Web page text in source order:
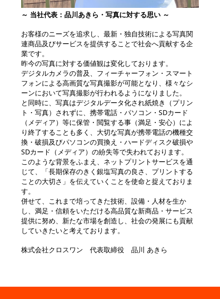
～ 当社代表：品川あきら・写真に対する思い ～
お客様のニーズを追求し、最新・独自技術による写真関
連商品及びサービスを提供することで社会へ貢献する企
業です。
昨今の写真に対する価値観は変化しております。
デジタルカメラの普及、フィーチャーフォン・スマート
フォンによる高画質な写真撮影が可能となり、様々なシ
ーンにおいて写真撮影が行われるようになりました。
と同時に、写真はデジタルデータ化され紙焼き（プリン
ト・写真）されずに、携帯電話・パソコン・SDカード
（メディア）等に保管・閲覧する事（満足・安心）によ
り終了することも多く、大切な写真が携帯電話の機種交
換・破損及びパソコンの買換え・ハードディスク破損や
SDカード（メディア）の紛失等で失われております。
このような背景をふまえ、ネットプリントサービスを通
じて、「長期保存のきく銀塩写真の良さ、プリントする
ことの大切さ」を伝えていくことを使命と捉えておりま
す。
併せて、これまで培ってきた技術、設備・人材を生か
し、満足・信頼をいただける高品質な新商品・サービス
提供に努め、新たな市場を創造し、社会の発展にも貢献
していきたいと考えております。
株式会社クロスワン 代表取締役 品川 あきら